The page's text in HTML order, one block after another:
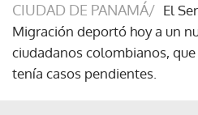
CIUDAD DE PANAMÁ/ El
Migración deportó hoy a un
ciudadanos colombianos,
tenía casos pendientes.